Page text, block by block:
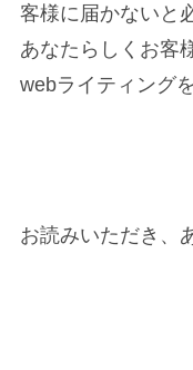
客様に届かないと
あなたらしくお客
webライティング
お読みいただき、